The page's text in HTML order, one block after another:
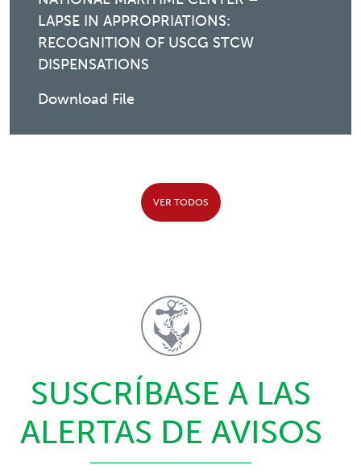
LAPSE IN APPROPRIATIONS:
RECOGNITION OF USCG STCW
DISPENSATIONS
Download File
VER TODOS
SUSCRÍBASE A LAS
ALERTAS DE AVISOS